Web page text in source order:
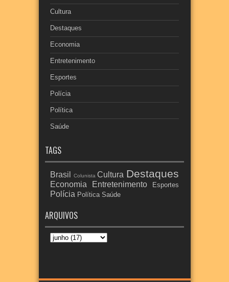
Cultura
Destaques
Economia
Entretenimento
Esportes
Polícia
Política
Saúde
TAGS
Brasil Colunista Cultura Destaques
Economia Entretenimento Esportes
Polícia Política Saúde
ARQUIVOS